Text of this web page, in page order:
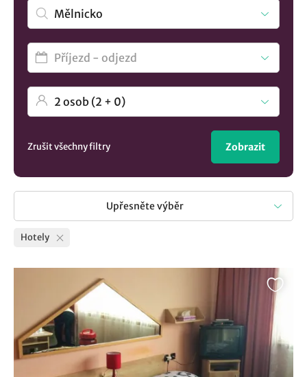
Zrušit všechny filtry Zobrazit
Upřesněte výběr
Hotely